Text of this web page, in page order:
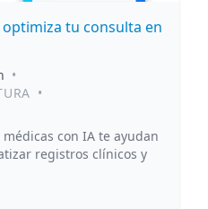
tu consulta en
•
•
con IA te ayudan
registros clínicos y